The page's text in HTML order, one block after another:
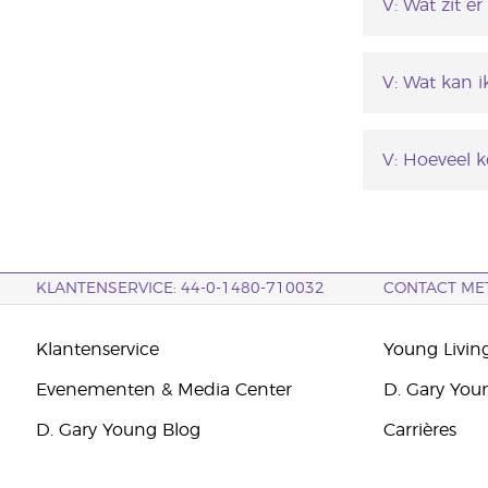
V: Wat zit
10
10
V: Wat kan
die je kunt
V: Hoeveel
KLANTENSERVICE: 44-0-1480-710032 CONTACT
Klantenservice
Evenementen & Media Center
D. Gary Young Blog
Young
D. Gary
Carrières